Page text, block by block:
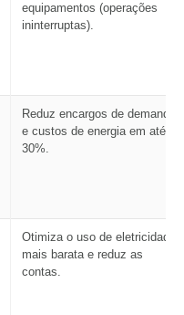
equipamentos (operações
ininterruptas).
Reduz encargos de demanda
e custos de energia em até
30%.
Otimiza o uso de eletricidade
mais barata e reduz as
contas.